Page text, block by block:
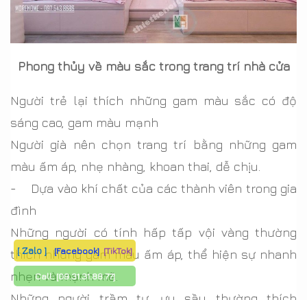
Phong thủy về màu sắc trong trang trí nhà cửa
Người trẻ lại thích những gam màu sắc có độ
sáng cao, gam màu mạnh
Người già nên chọn trang trí bằng những gam
màu ấm áp, nhẹ nhàng, khoan thai, dễ chịu.
- Dựa vào khí chất của các thành viên trong gia
đình
Những người có tính hấp tấp vội vàng thường
thích những gam màu ấm áp, thể hiện sự nhanh
nhẹn và mạnh mẽ.
[ Zalo ] [Facebook] [TikTok]
Call:[09.31.31.88.77]